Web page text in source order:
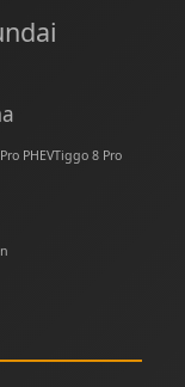
PHEVTiggo 8 Pro